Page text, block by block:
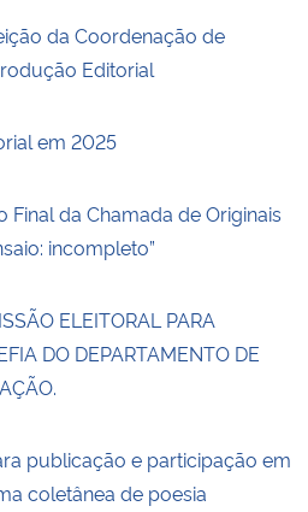
da Coordenação de
Editorial
em 2025
da Chamada de Originais
incompleto”
ELEITORAL PARA
DO DEPARTAMENTO DE
publicação e participação em
coletânea de poesia